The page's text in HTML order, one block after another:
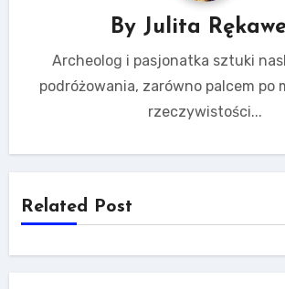
By Julita
Archeolog i pasjonatka sztuki
podróżowania, zarówno palcem po
rzeczywistości...
Related Post